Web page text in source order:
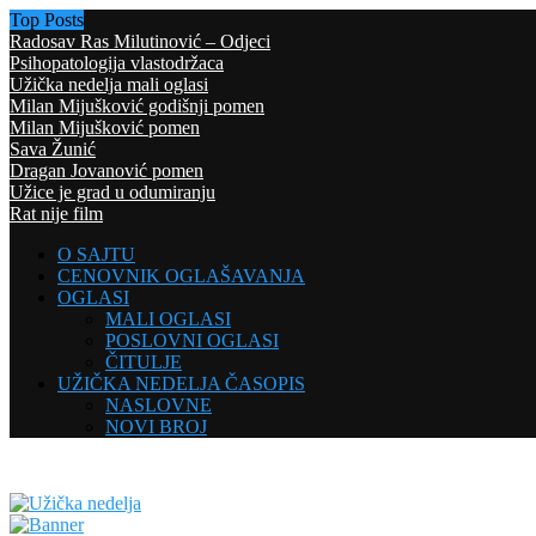
Top Posts
Radosav Ras Milutinović – Odjeci
Psihopatologija vlastodržaca
Užička nedelja mali oglasi
Milan Mijušković godišnji pomen
Milan Mijušković pomen
Sava Žunić
Dragan Jovanović pomen
Užice je grad u odumiranju
Rat nije film
O SAJTU
CENOVNIK OGLAŠAVANJA
OGLASI
MALI OGLASI
POSLOVNI OGLASI
ČITULJE
UŽIČKA NEDELJA ČASOPIS
NASLOVNE
NOVI BROJ